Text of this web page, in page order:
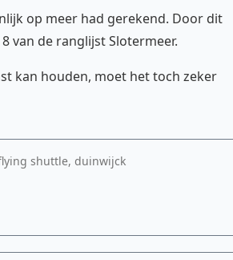
op meer had gerekend. Door dit
van de ranglijst Slotermeer.
kan houden, moet het toch zeker
shuttle, duinwijck